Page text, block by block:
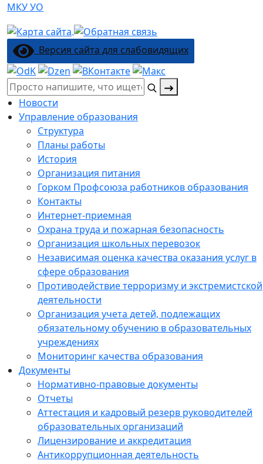
МКУ УО
Версия сайта для слабовидящих
Поиск:
Новости
Управление образования
Структура
Планы работы
История
Организация питания
Горком Профсоюза работников образования
Контакты
Интернет-приемная
Охрана труда и пожарная безопасность
Организация школьных перевозок
Независимая оценка качества оказания услуг в
сфере образования
Противодействие терроризму и экстремистской
деятельности
Организация учета детей, подлежащих
обязательному обучению в образовательных
учреждениях
Мониторинг качества образования
Документы
Нормативно-правовые документы
Отчеты
Аттестация и кадровый резерв руководителей
образовательных организаций
Лицензирование и аккредитация
Антикоррупционная деятельность